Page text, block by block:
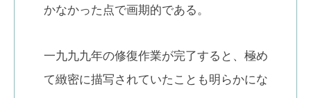
かなかった点で画期的である。
一九九九年の修復作業が完了すると、極め
て緻密に描写されていたことも明らかにな